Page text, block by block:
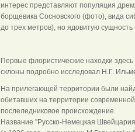
интерес представляют популяция
борщевика Сосновского (фото), вида
до трех метров), но ядовитую
Первые флористические находки
склоны подробно исследовал Н.Г.
На прилегающей территории были
обитавших на территории
послеледниковое происхождение.
Название "Русско-Немецкая